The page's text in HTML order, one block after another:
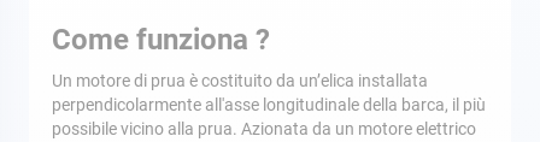
Come funziona ?
Un motore di prua è costituito da un’elica installata
perpendicolarmente all'asse longitudinale della barca, il più
possibile vicino alla prua. Azionata da un motore elettrico